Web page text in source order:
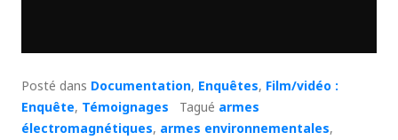
Posté dans Documentation, Enquêtes, Film/vidéo :
Enquête, Témoignages Tagué armes
électromagnétiques, armes environnementales,